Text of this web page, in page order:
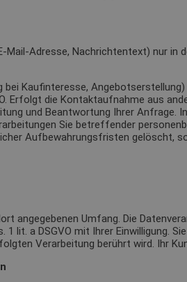
Adresse, Nachrichtentext) nur in
Kaufinteresse,
die Kontaktaufnahme aus
und Beantwortung Ihrer Anfrage.
Sie betreffender
Aufbewahrungsfristen gelöscht,
angegebenen Umfang. Die
a DSGVO mit Ihrer Einwilligung.
Verarbeitung berührt wird. Ihr